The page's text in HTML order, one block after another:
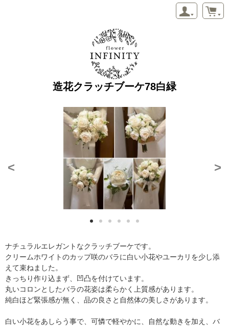
造花クラッチブーケ78白緑
< >
ナチュラルエレガントなクラッチブーケです。
クリームホワイトのカップ咲のバラに白い小花やユーカリを少し添
えて束ねました。
きっちり作り込まず、凹凸を付けています。
丸いコロンとしたバラの花姿は柔らかく上質感があります。
純白ほど緊張感が無く、品の良さと自然体の美しさがあります。
白い小花をあしらう事で、可憐で軽やかに、自然な動きを加え、バ